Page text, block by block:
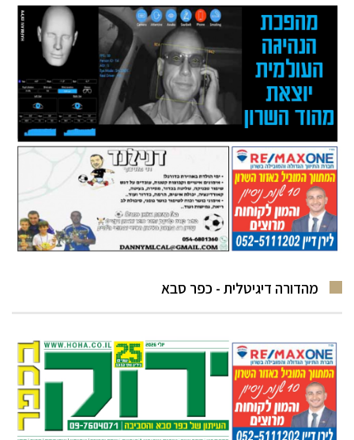
מהדורה דיגיטלית - כפר סבא